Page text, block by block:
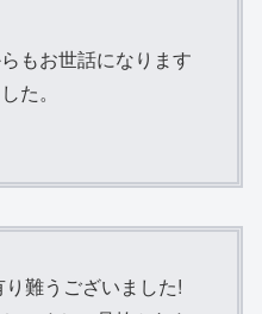
もお世話になります
た。
難うございました!